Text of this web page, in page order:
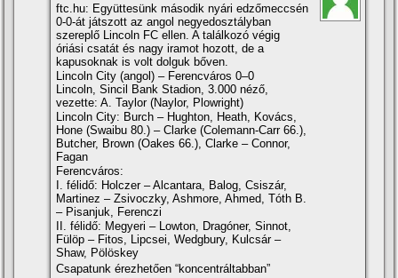
ftc.hu: Együttesünk második nyári edzőmeccsén
0-0-át játszott az angol negyedosztályban
szereplő Lincoln FC ellen. A találkozó végig
óriási csatát és nagy iramot hozott, de a
kapusoknak is volt dolguk bőven.
Lincoln City (angol) – Ferencváros 0–0
Lincoln, Sincil Bank Stadion, 3.000 néző,
vezette: A. Taylor (Naylor, Plowright)
Lincoln City: Burch – Hughton, Heath, Kovács,
Hone (Swaibu 80.) – Clarke (Colemann-Carr 66.),
Butcher, Brown (Oakes 66.), Clarke – Connor,
Fagan
Ferencváros:
I. félidő: Holczer – Alcantara, Balog, Csiszár,
Martinez – Zsivoczky, Ashmore, Ahmed, Tóth B.
– Pisanjuk, Ferenczi
II. félidő: Megyeri – Lowton, Dragóner, Sinnot,
Fülöp – Fitos, Lipcsei, Wedgbury, Kulcsár –
Shaw, Pölöskey
Csapatunk érezhetően “koncentráltabban”